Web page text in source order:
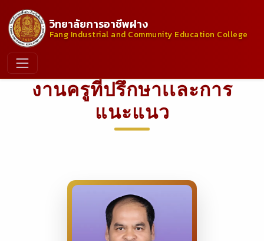
วิทยาลัยการอาชีพฝาง
Fang Industrial and Community Education College
งานครูที่ปรึกษาเเละการ
แนะแนว